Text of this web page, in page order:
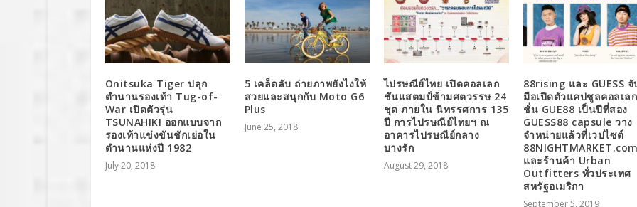
Onitsuka Tiger ปลุก
ตำนานรองเท้า Tug-of-
War เปิดตัวรุ่น
TSUNAHIKI ออกแบบจาก
รองเท้าแข่งขันชักเย่อใน
ตำนานแห่งปี 1982
July 20, 2018
5 เคล็ดลับ ถ่ายภาพยังไงให้
สวยและสนุกกับ Moto G6
Plus
June 25, 2018
ไปรษณีย์ไทย เปิดคอลเลก
ชันแสตมป์ข้ามศตวรรษ 24
ชุด ภายใน นิทรรศการ 135
ปี การไปรษณีย์ไทยฯ ณ
อาคารไปรษณีย์กลาง
บางรัก
August 29, 2018
88rising และ GUESS จั
มือเปิดตัวแคปซูลคอลเลก
ชั่น GUE88 เป็นปีที่สอง
GUESS88 capsule วาง
จำหน่ายแล้วที่เวปไซต์
และร้านค้า Urban
Outfitters ทั่วประเทศ
สหรัฐอเมริกา
September 5, 2019